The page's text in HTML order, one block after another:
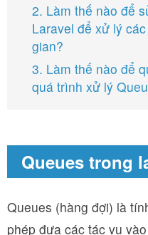
2. Làm thế nào để
Laravel để xử lý
gian?
3. Làm thế nào để
quá trình xử lý
Queues trong
Queues (hàng đợi) là
phép đưa các tác vụ